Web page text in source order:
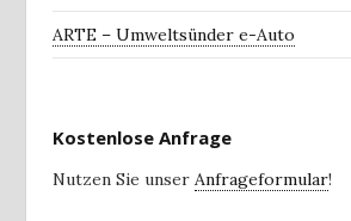
ARTE – Umweltsünder e-Auto
Kostenlose Anfrage
Nutzen Sie unser Anfrageformular!